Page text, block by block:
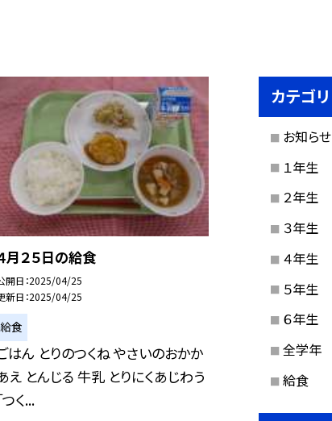
月２５日の給食
開日 2025/04/25
新日 2025/04/25
給食
はん とりのつくね やさいのおかか
え とんじる 牛乳 とりにくあじわう
つく...
カテゴリ
お知らせ
１年生
２年生
３年生
４年生
５年生
６年生
全学年
給食